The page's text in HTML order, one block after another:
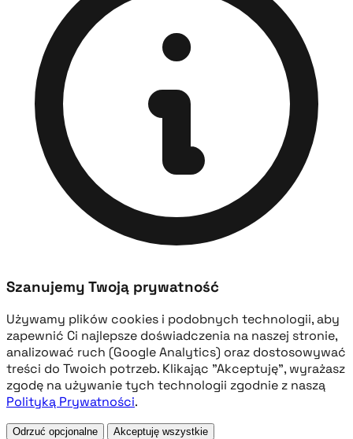
Szanujemy Twoją prywatność
Używamy plików cookies i podobnych technologii, aby
zapewnić Ci najlepsze doświadczenia na naszej stronie,
analizować ruch (Google Analytics) oraz dostosowywać
treści do Twoich potrzeb. Klikając "Akceptuję", wyrażasz
zgodę na używanie tych technologii zgodnie z naszą
Polityką Prywatności.
Odrzuć opcjonalne Akceptuję wszystkie